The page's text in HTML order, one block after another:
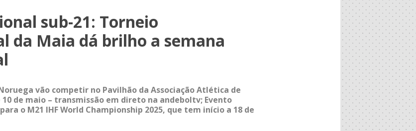
sub-21: Torneio
da Maia dá brilho a semana
vão competir no Pavilhão da Associação Atlética de
de maio – transmissão em direto na andeboltv; Evento
o M21 IHF World Championship 2025, que tem início a 18 de